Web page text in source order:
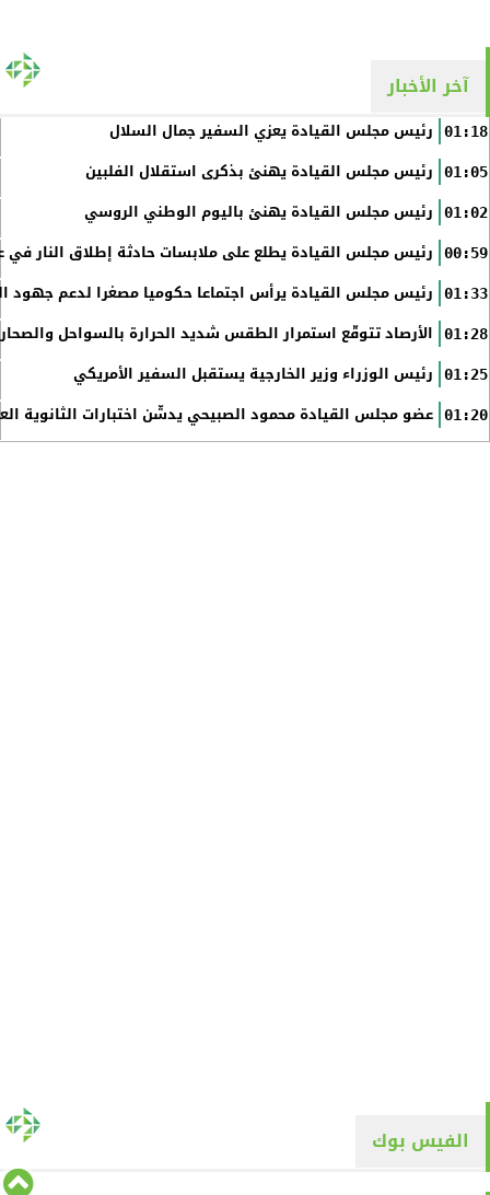
آخر الأخبار
01:18 رئيس مجلس القيادة يعزي السفير جمال السلال
01:05 رئيس مجلس القيادة يهنئ بذكرى استقلال الفلبين
01:02 رئيس مجلس القيادة يهنئ باليوم الوطني الروسي
00:59 رئيس مجلس القيادة يطلع على ملابسات حادثة إطلاق النار في
01:33 رئيس مجلس القيادة يرأس اجتماعا حكوميا مصغرا لدعم جهود
01:28 الأرصاد تتوقّع استمرار الطقس شديد الحرارة بالسواحل
01:25 رئيس الوزراء وزير الخارجية يستقبل السفير الأمريكي
01:20 عضو مجلس القيادة محمود الصبيحي يدشّن اختبارات الثانوية
الفيس بوك